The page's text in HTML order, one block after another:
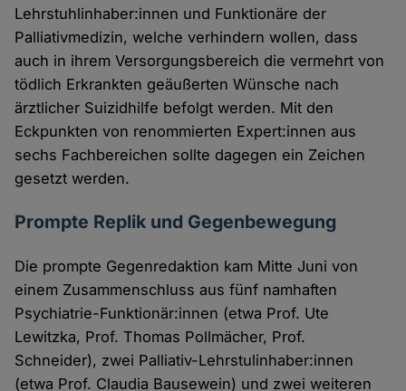
Lehrstuhlinhaber:innen und Funktionäre der
Palliativmedizin, welche verhindern wollen, dass
auch in ihrem Versorgungsbereich die vermehrt von
tödlich Erkrankten geäußerten Wünsche nach
ärztlicher Suizidhilfe befolgt werden. Mit den
Eckpunkten von renommierten Expert:innen aus
sechs Fachbereichen sollte dagegen ein Zeichen
gesetzt werden.
Prompte Replik und Gegenbewegung
Die prompte Gegenredaktion kam Mitte Juni von
einem Zusammenschluss aus fünf namhaften
Psychiatrie-Funktionär:innen (etwa Prof. Ute
Lewitzka, Prof. Thomas Pollmächer, Prof.
Schneider), zwei Palliativ-Lehrstulinhaber:innen
(etwa Prof. Claudia Bausewein) und zwei weiteren